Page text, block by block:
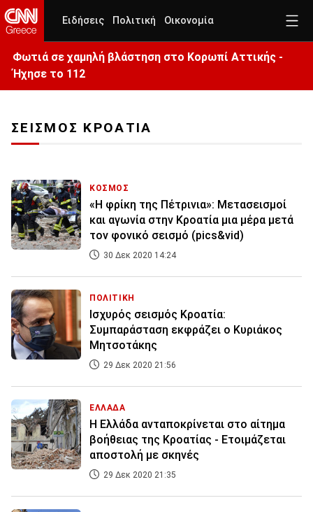
Ειδήσεις Πολιτική Οικονομία
Φωτιά σε χαμηλή βλάστηση στο Κορωπί Αττικής -
Ήχησε το 112
ΣΕΙΣΜΟΣ ΚΡΟΑΤΙΑ
ΚΟΣΜΟΣ
«Η φρίκη της Πέτρινια»: Μετασεισμοί
και αγωνία στην Κροατία μια μέρα μετά
τον φονικό σεισμό (pics&vid)
30 Δεκ 2020 14:24
ΠΟΛΙΤΙΚΗ
Ισχυρός σεισμός Κροατία:
Συμπαράσταση εκφράζει ο Κυριάκος
Μητσοτάκης
29 Δεκ 2020 21:56
ΕΛΛΑΔΑ
Η Ελλάδα ανταποκρίνεται στο αίτημα
βοήθειας της Κροατίας - Ετοιμάζεται
αποστολή με σκηνές
29 Δεκ 2020 21:35